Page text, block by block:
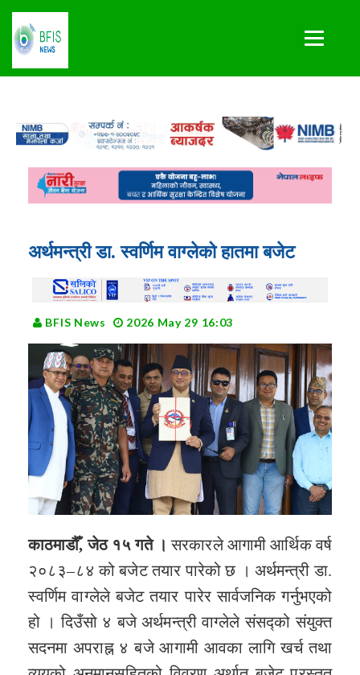
अर्थमन्त्री डा. स्वर्णिम वाग्लेको हातमा बजेट
BFIS News 2026 May 29 16:03
काठमाडौँ, जेठ १५ गते ।सरकारले आगामी आर्थिक वर्ष
२०८३–८४ को बजेट तयार पारेको छ । अर्थमन्त्री डा.
स्वर्णिम वाग्लेले बजेट तयार पारेर सार्वजनिक गर्नुभएको
हो । दिउँसो ४ बजे अर्थमन्त्री वाग्लेले संसद्को संयुक्त
सदनमा अपराह्न ४ बजे आगामी आवका लागि खर्च तथा